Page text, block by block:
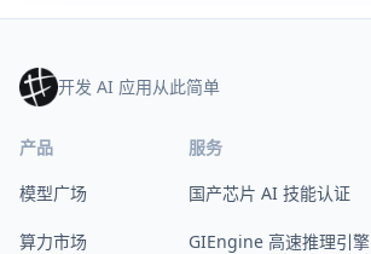
开发 AI 应用从此简单
产品
模型广场
算力市场
服务
国产芯片 AI 技能认证
GIEngine 高速推理引擎